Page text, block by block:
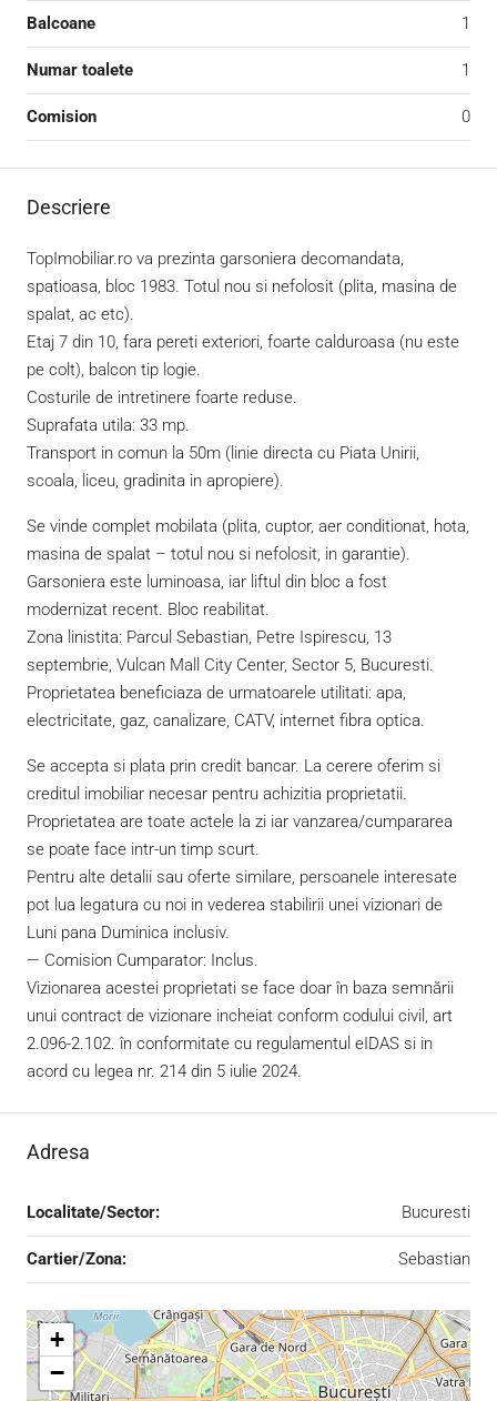
Balcoane 1
Numar toalete 1
Comision 0
Descriere
TopImobiliar.ro va prezinta garsoniera decomandata,
spatioasa, bloc 1983. Totul nou si nefolosit (plita, masina de
spalat, ac etc).
Etaj 7 din 10, fara pereti exteriori, foarte calduroasa (nu este
pe colt), balcon tip logie.
Costurile de intretinere foarte reduse.
Suprafata utila: 33 mp.
Transport in comun la 50m (linie directa cu Piata Unirii,
scoala, liceu, gradinita in apropiere).
Se vinde complet mobilata (plita, cuptor, aer conditionat, hota,
masina de spalat – totul nou si nefolosit, in garantie).
Garsoniera este luminoasa, iar liftul din bloc a fost
modernizat recent. Bloc reabilitat.
Zona linistita: Parcul Sebastian, Petre Ispirescu, 13
septembrie, Vulcan Mall City Center, Sector 5, Bucuresti.
Proprietatea beneficiaza de urmatoarele utilitati: apa,
electricitate, gaz, canalizare, CATV, internet fibra optica.
Se accepta si plata prin credit bancar. La cerere oferim si
creditul imobiliar necesar pentru achizitia proprietatii.
Proprietatea are toate actele la zi iar vanzarea/cumpararea
se poate face intr-un timp scurt.
Pentru alte detalii sau oferte similare, persoanele interesate
pot lua legatura cu noi in vederea stabilirii unei vizionari de
Luni pana Duminica inclusiv.
— Comision Cumparator: Inclus.
Vizionarea acestei proprietati se face doar în baza semnării
unui contract de vizionare incheiat conform codului civil, art
2.096-2.102. în conformitate cu regulamentul eIDAS si in
acord cu legea nr. 214 din 5 iulie 2024.
Adresa
Localitate/Sector: Bucuresti
Cartier/Zona: Sebastian
+
−